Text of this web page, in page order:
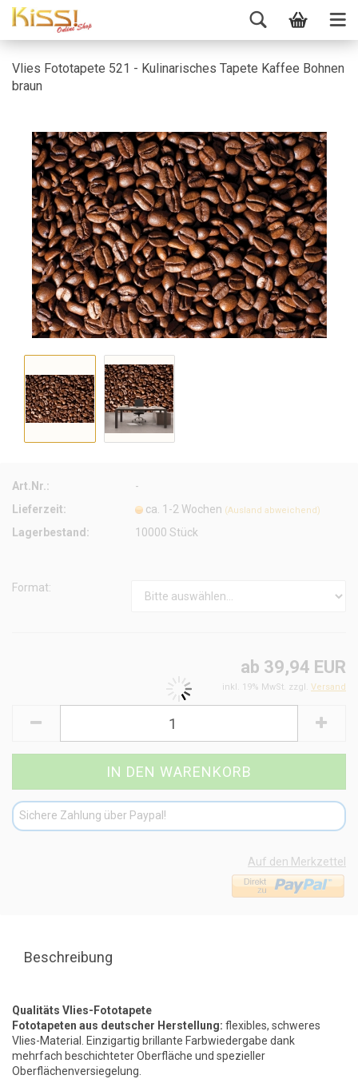
Vlies Fototapete 521 - Kulinarisches Tapete Kaffee Bohnen
braun
Art.Nr.:
-
Lieferzeit:
ca. 1-2 Wochen (Ausland abweichend)
Lagerbestand: 10000Stück
Format:
ab 39,94 EUR
inkl. 19% MwSt. zzgl. Versand
Sichere Zahlung über Paypal!
Auf den Merkzettel
Beschreibung
Qualitäts Vlies-Fototapete
Fototapeten aus deutscher Herstellung: flexibles, schweres
Vlies-Material. Einzigartig brillante Farbwiedergabe dank
mehrfach beschichteter Oberfläche und spezieller
Oberflächenversiegelung.